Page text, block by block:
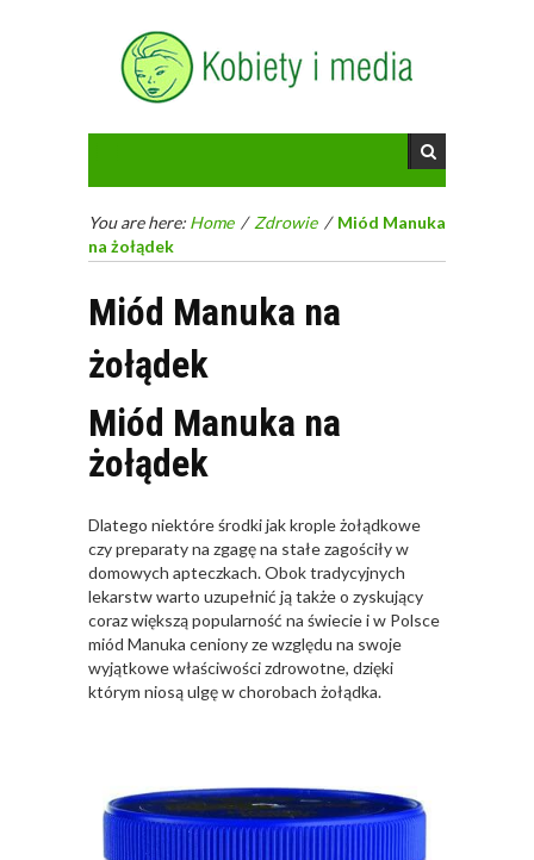
You are here: Home / Zdrowie / Miód Manuka
na żołądek
Miód Manuka na
żołądek
Miód Manuka na
żołądek
Dlatego niektóre środki jak krople żołądkowe
czy preparaty na zgagę na stałe zagościły w
domowych apteczkach. Obok tradycyjnych
lekarstw warto uzupełnić ją także o zyskujący
coraz większą popularność na świecie i w Polsce
miód Manuka ceniony ze względu na swoje
wyjątkowe właściwości zdrowotne, dzięki
którym niosą ulgę w chorobach żołądka.